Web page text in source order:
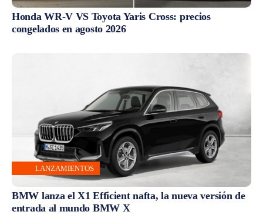
Honda WR-V VS Toyota Yaris Cross: precios
congelados en agosto 2026
LANZAMIENTOS
BMW lanza el X1 Efficient nafta, la nueva versión de
entrada al mundo BMW X